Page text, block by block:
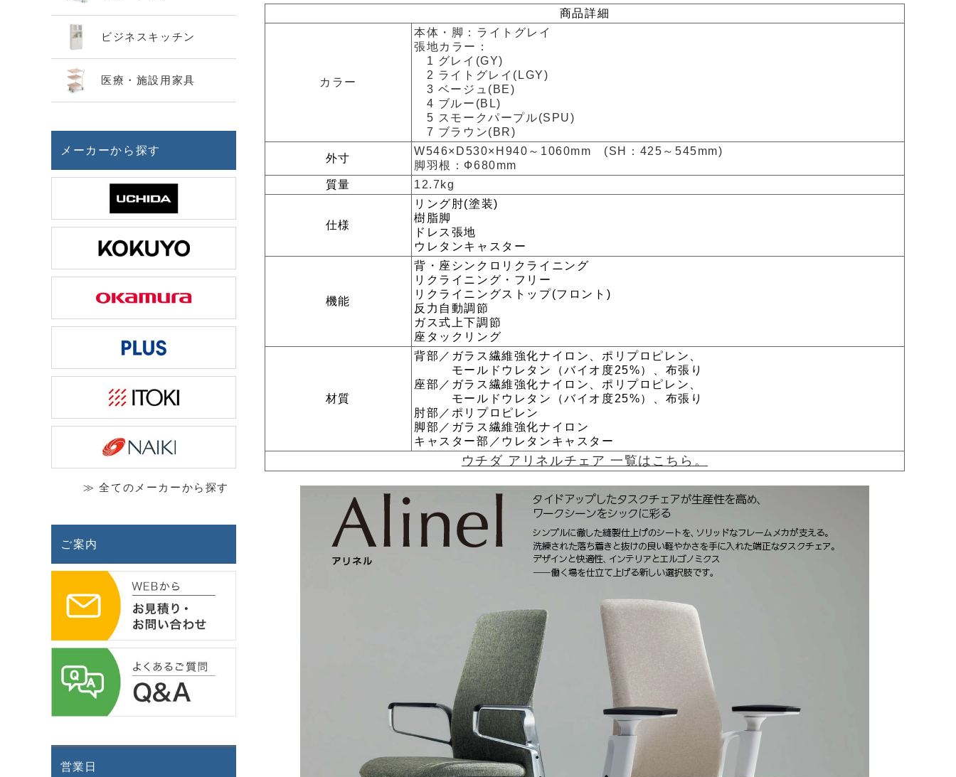
商品詳細
カラー
本体・脚：ライトグレイ
張地カラー：
1 グレイ(GY)
2 ライトグレイ(LGY)
3 ベージュ(BE)
4 ブルー(BL)
5 スモークパープル(SPU)
7 ブラウン(BR)
外寸
W546×D530×H940～1060mm (SH：425～545mm)
脚羽根：Ф680mm
質量
12.7kg
仕様
リング肘(塗装)
樹脂脚
ドレス張地
ウレタンキャスター
機能
背・座シンクロリクライニング
リクライニング・フリー
リクライニングストップ(フロント)
反力自動調節
ガス式上下調節
座タックリング
材質
背部／ガラス繊維強化ナイロン、ポリプロピレン、
モールドウレタン（バイオ度25%）、布張り
座部／ガラス繊維強化ナイロン、ポリプロピレン、
モールドウレタン（バイオ度25%）、布張り
肘部／ポリプロピレン
脚部／ガラス繊維強化ナイロン
キャスター部／ウレタンキャスター
ウチダ アリネルチェア 一覧はこちら。
ビジネスキッチン
医療・施設用家具
メーカーから探す
≫ 全てのメーカーから探す
ご案内